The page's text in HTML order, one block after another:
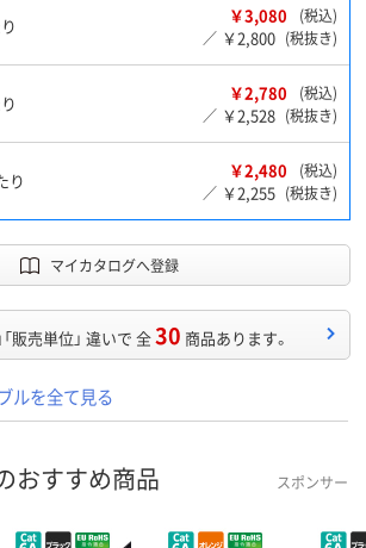
￥3,080
(税込)
／ ￥2,800 (税抜き)
￥2,780
(税込)
／ ￥2,528 (税抜き)
り ￥2,480
(税込)
／ ￥2,255 (税抜き)
マイカタログへ登録
「販売単位」 違いで 全30 商品あります。
ルを全て見る
おすすめ商品 スポンサー